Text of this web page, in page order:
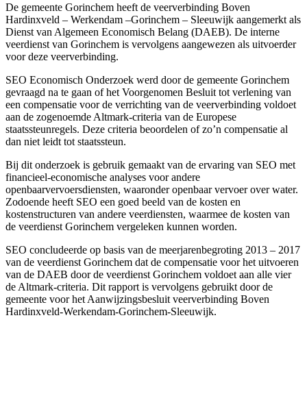
De gemeente Gorinchem heeft de veerverbinding Boven
Hardinxveld – Werkendam –Gorinchem – Sleeuwijk aangemerkt als
Dienst van Algemeen Economisch Belang (DAEB). De interne
veerdienst van Gorinchem is vervolgens aangewezen als uitvoerder
voor deze veerverbinding.
SEO Economisch Onderzoek werd door de gemeente Gorinchem
gevraagd na te gaan of het Voorgenomen Besluit tot verlening van
een compensatie voor de verrichting van de veerverbinding voldoet
aan de zogenoemde Altmark-criteria van de Europese
staatssteunregels. Deze criteria beoordelen of zo’n compensatie al
dan niet leidt tot staatssteun.
Bij dit onderzoek is gebruik gemaakt van de ervaring van SEO met
financieel-economische analyses voor andere
openbaarvervoersdiensten, waaronder openbaar vervoer over water.
Zodoende heeft SEO een goed beeld van de kosten en
kostenstructuren van andere veerdiensten, waarmee de kosten van
de veerdienst Gorinchem vergeleken kunnen worden.
SEO concludeerde op basis van de meerjarenbegroting 2013 – 2017
van de veerdienst Gorinchem dat de compensatie voor het uitvoeren
van de DAEB door de veerdienst Gorinchem voldoet aan alle vier
de Altmark-criteria. Dit rapport is vervolgens gebruikt door de
gemeente voor het Aanwijzingsbesluit veerverbinding Boven
Hardinxveld-Werkendam-Gorinchem-Sleeuwijk.